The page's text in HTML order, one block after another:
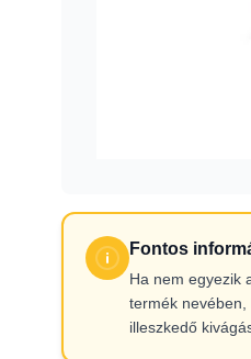
Fontos
Ha nem egyezik
termék
illeszkedő